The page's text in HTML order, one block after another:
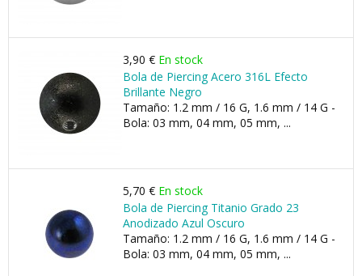
3,90 € En stock
Bola de Piercing Acero 316L Efecto
Brillante Negro
Tamaño: 1.2 mm / 16 G, 1.6 mm / 14 G -
Bola: 03 mm, 04 mm, 05 mm, ...
5,70 € En stock
Bola de Piercing Titanio Grado 23
Anodizado Azul Oscuro
Tamaño: 1.2 mm / 16 G, 1.6 mm / 14 G -
Bola: 03 mm, 04 mm, 05 mm, ...